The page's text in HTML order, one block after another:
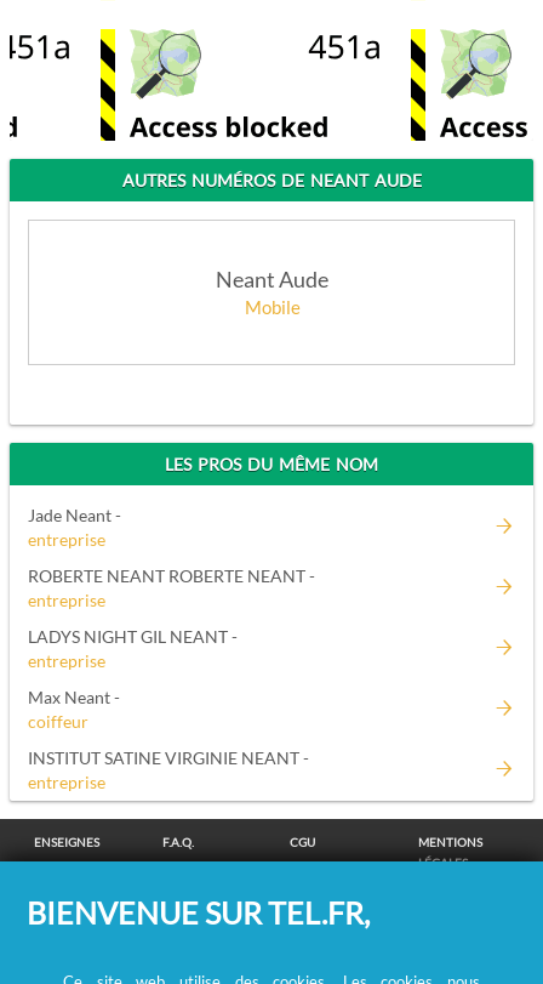
AUTRES NUMÉROS DE NEANT AUDE
Neant Aude
Mobile
LES PROS DU MÊME NOM
Jade Neant -
entreprise
ROBERTE NEANT ROBERTE NEANT -
entreprise
LADYS NIGHT GIL NEANT -
entreprise
Max Neant -
coiffeur
INSTITUT SATINE VIRGINIE NEANT -
entreprise
ENSEIGNES F.A.Q. CGU
MENTIONS
LÉGALES
CONFIDENTIALITÉ
COOKIES
CHOIX
COOKIES
BIENVENUE SUR TEL.FR,